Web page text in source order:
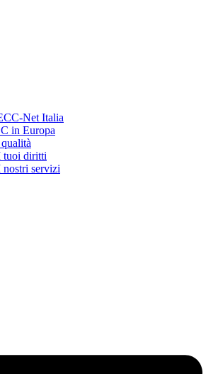
Net Italia
in Europa
tuoi diritti
servizi